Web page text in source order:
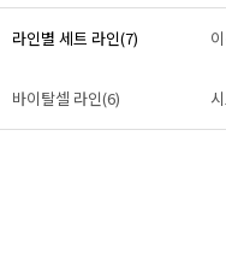
라인별 세트 라인(7)
바이탈셀 라인(6)